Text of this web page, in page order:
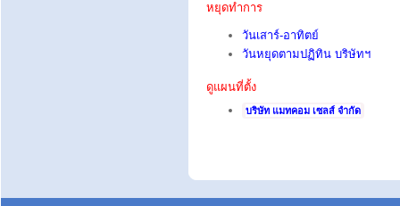
หยุดทำการ
วันเสาร์-อาทิตย์
วันหยุดตามปฏิทิน บริษัทฯ
ดูแผนที่ตั้ง
บริษัท แมทคอม เซลส์ จำกัด